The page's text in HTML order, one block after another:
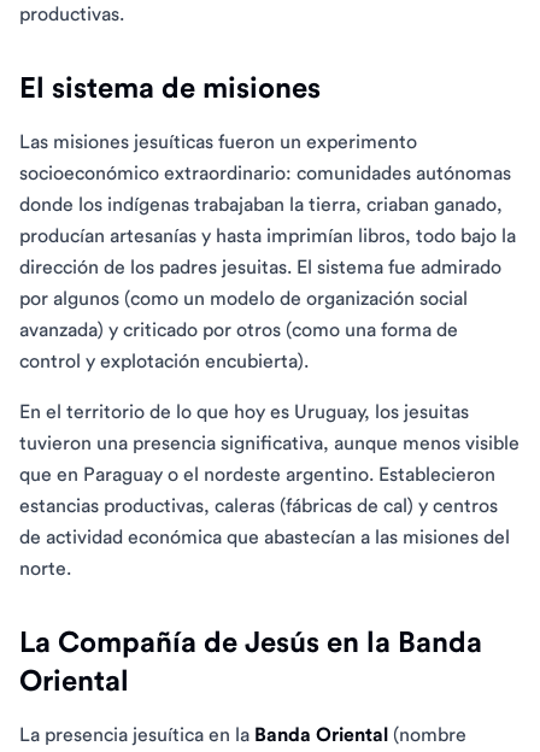
productivas.
El sistema de misiones
Las misiones jesuíticas fueron un experimento
socioeconómico extraordinario: comunidades autónomas
donde los indígenas trabajaban la tierra, criaban ganado,
producían artesanías y hasta imprimían libros, todo bajo la
dirección de los padres jesuitas. El sistema fue admirado
por algunos (como un modelo de organización social
avanzada) y criticado por otros (como una forma de
control y explotación encubierta).
En el territorio de lo que hoy es Uruguay, los jesuitas
tuvieron una presencia significativa, aunque menos visible
que en Paraguay o el nordeste argentino. Establecieron
estancias productivas, caleras (fábricas de cal) y centros
de actividad económica que abastecían a las misiones del
norte.
La Compañía de Jesús en la Banda
Oriental
La presencia jesuítica en la Banda Oriental (nombre